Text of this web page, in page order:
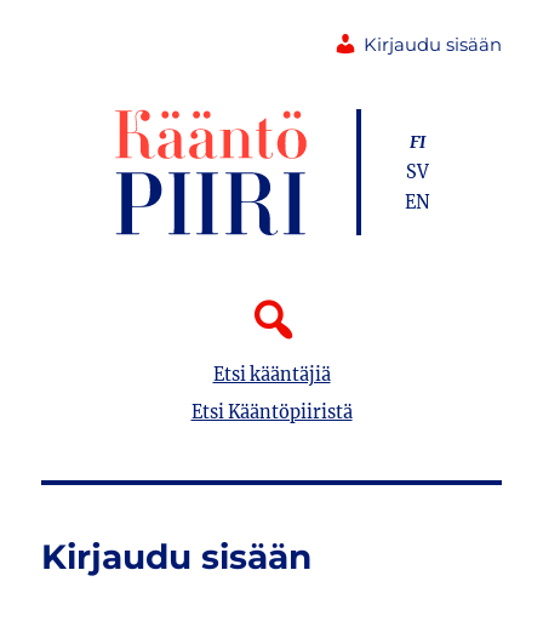
Kirjaudu sisään
Etsi kääntäjiä
Etsi Kääntöpiiristä
FI
SV
EN
Kirjaudu sisään